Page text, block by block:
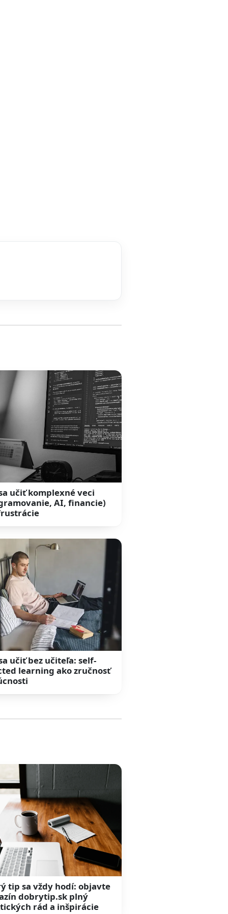
učiť komplexné veci
AI, financie)
učiť bez učiteľa: self-
learning ako zručnosť
tip sa vždy hodí: objavte
dobrytip.sk plný
rád a inšpirácie